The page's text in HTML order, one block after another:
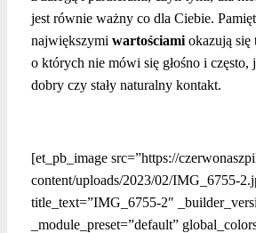
jest równie ważny co dla Ciebie.
największymi wartościami okazują się
o których nie mówi się głośno i często,
dobry czy stały naturalny kontakt.
[et_pb_image src=”https://
content/uploads/2023/02/IMG_6755-
title_text=”IMG_6755-2″
_module_preset=”default”